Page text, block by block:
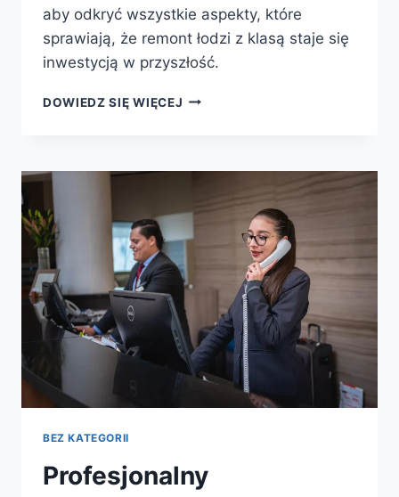
aby odkryć wszystkie aspekty, które
sprawiają, że remont łodzi z klasą staje się
inwestycją w przyszłość.
DOWIEDZ SIĘ WIĘCEJ REMONTY
–
PROFESJONALNĄ
GLAZURNICZĄ
BEZ KATEGORII
Profesjonalny